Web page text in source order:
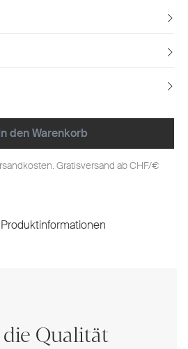
den Warenkorb
Gratisversand ab CHF/€
Qualität